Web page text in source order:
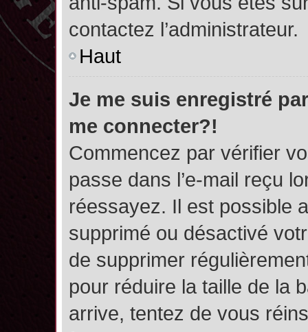
contactez l’administrateur.
Haut
Je me suis enregistré
me connecter?!
Commencez par vérifier
passe dans l’e-mail reçu
réessayez. Il est possible
supprimé ou désactivé
de supprimer
pour réduire la taille de la
arrive, tentez de vous